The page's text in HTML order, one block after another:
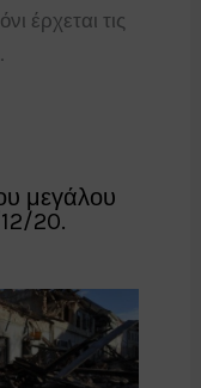
έρχεται τις
μεγάλου
20.